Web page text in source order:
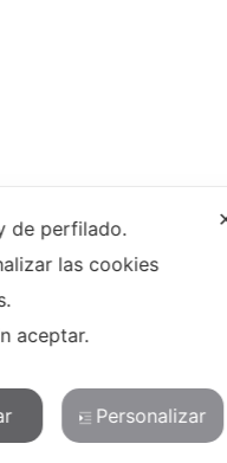
de perfilado.
las cookies
aceptar.
Personalizar